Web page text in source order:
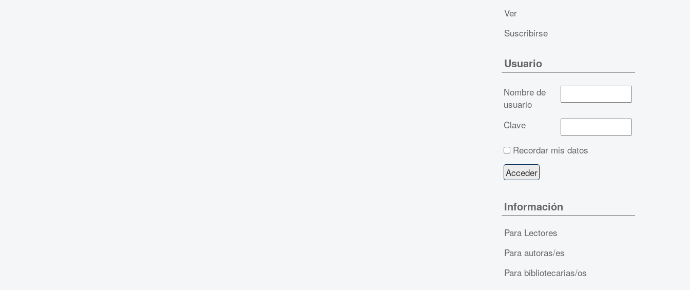
Ver
Suscribirse
Usuario
Nombre de
usuario
Clave
Recordar mis datos
Información
Para Lectores
Para autoras/es
Para bibliotecarias/os